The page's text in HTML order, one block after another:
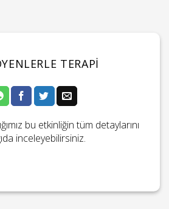
TERAPI
bu etkinliğin tüm detaylarını
inceleyebilirsiniz.